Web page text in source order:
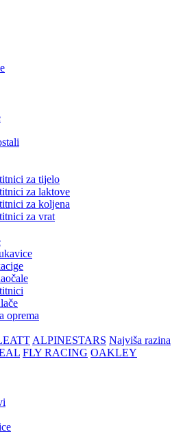
za tijelo
za laktove
za koljena
za vrat
oprema
ALPINESTARS Najviša razina
FLY RACING OAKLEY